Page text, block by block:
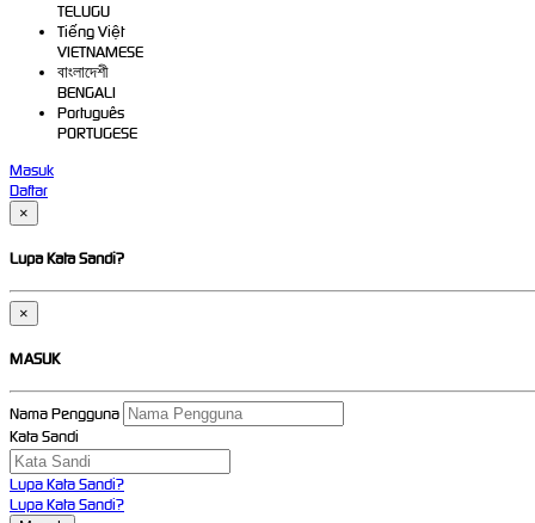
TELUGU
Tiếng Việt
VIETNAMESE
বাংলাদেশী
BENGALI
Português
PORTUGESE
Masuk
Daftar
×
Lupa Kata Sandi?
×
MASUK
Nama Pengguna
Kata Sandi
Lupa Kata Sandi?
Lupa Kata Sandi?